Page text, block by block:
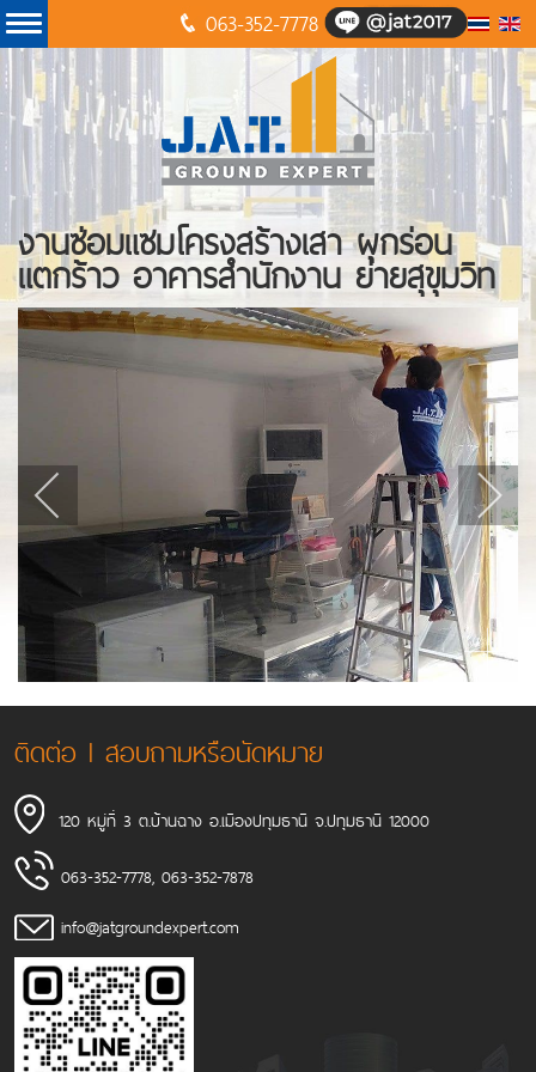
063-352-7778
งานซ่อมแซมโครงสร้างเสา ผุกร่อน
แตกร้าว อาคารสำนักงาน ย่ายสุขุมวิท
ติดต่อ l สอบถามหรือนัดหมาย
120 หมู่ที่ 3 ต.บ้านฉาง อ.เมืองปทุมธานี จ.ปทุมธานี 12000
063-352-7778, 063-352-7878
info@jatgroundexpert.com